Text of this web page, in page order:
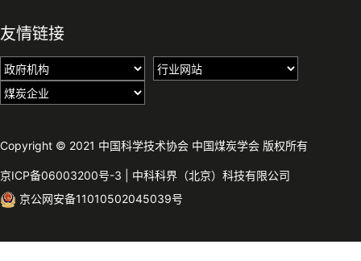
友情链接
Copyright © 2021 中国科学技术协会 中国煤炭学会 版权所有
京ICP备06003200号-3
中科科界（北京）科技有限公司
京公网安备11010502045039号